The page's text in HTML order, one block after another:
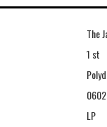
The
1 st
LP